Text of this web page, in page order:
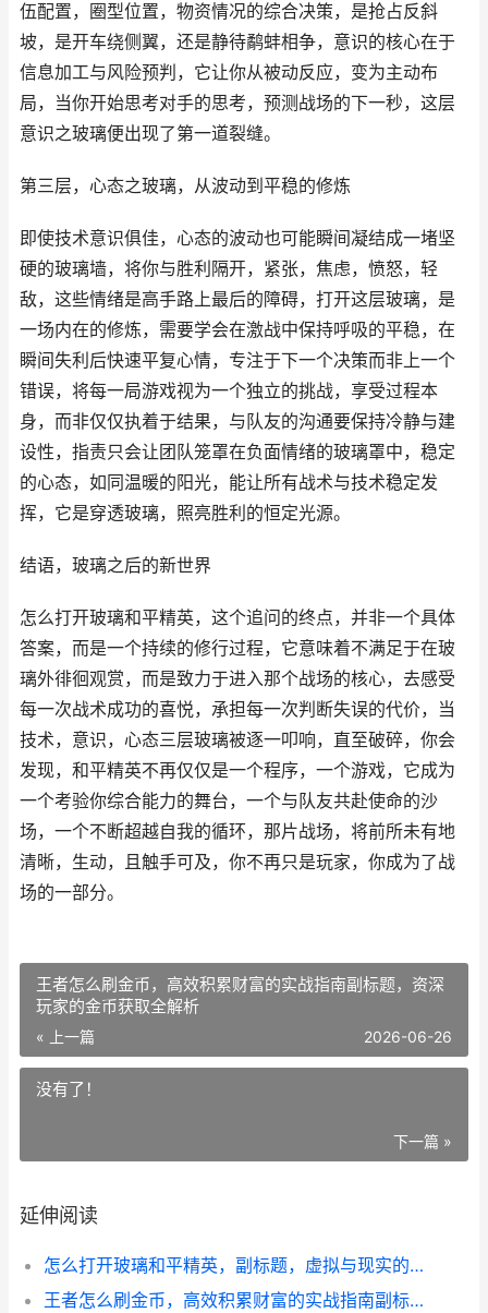
伍配置，圈型位置，物资情况的综合决策，是抢占反斜
坡，是开车绕侧翼，还是静待鹬蚌相争，意识的核心在于
信息加工与风险预判，它让你从被动反应，变为主动布
局，当你开始思考对手的思考，预测战场的下一秒，这层
意识之玻璃便出现了第一道裂缝。
第三层，心态之玻璃，从波动到平稳的修炼
即使技术意识俱佳，心态的波动也可能瞬间凝结成一堵坚
硬的玻璃墙，将你与胜利隔开，紧张，焦虑，愤怒，轻
敌，这些情绪是高手路上最后的障碍，打开这层玻璃，是
一场内在的修炼，需要学会在激战中保持呼吸的平稳，在
瞬间失利后快速平复心情，专注于下一个决策而非上一个
错误，将每一局游戏视为一个独立的挑战，享受过程本
身，而非仅仅执着于结果，与队友的沟通要保持冷静与建
设性，指责只会让团队笼罩在负面情绪的玻璃罩中，稳定
的心态，如同温暖的阳光，能让所有战术与技术稳定发
挥，它是穿透玻璃，照亮胜利的恒定光源。
结语，玻璃之后的新世界
怎么打开玻璃和平精英，这个追问的终点，并非一个具体
答案，而是一个持续的修行过程，它意味着不满足于在玻
璃外徘徊观赏，而是致力于进入那个战场的核心，去感受
每一次战术成功的喜悦，承担每一次判断失误的代价，当
技术，意识，心态三层玻璃被逐一叩响，直至破碎，你会
发现，和平精英不再仅仅是一个程序，一个游戏，它成为
一个考验你综合能力的舞台，一个与队友共赴使命的沙
场，一个不断超越自我的循环，那片战场，将前所未有地
清晰，生动，且触手可及，你不再只是玩家，你成为了战
场的一部分。
王者怎么刷金币，高效积累财富的实战指南副标题，资深
玩家的金币获取全解析
« 上一篇 2026-06-26
没有了！
下一篇 »
延伸阅读
怎么打开玻璃和平精英，副标题，虚拟与现实的战术破壁思考
王者怎么刷金币，高效积累财富的实战指南副标题，资深玩家的金币获取全解析